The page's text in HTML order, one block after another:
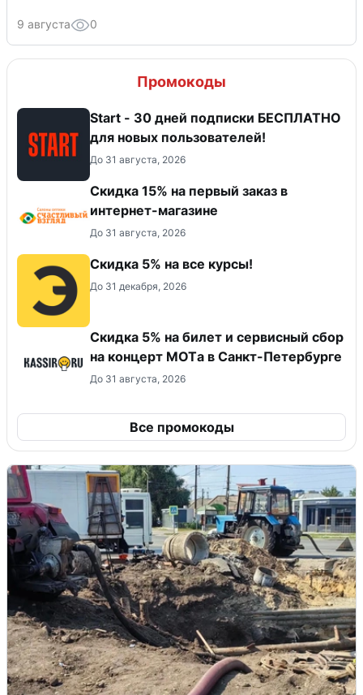
9 августа 0
Промокоды
Start - 30 дней подписки БЕСПЛАТНО
для новых пользователей!
До 31 августа, 2026
Скидка 15% на первый заказ в
интернет-магазине
До 31 августа, 2026
Скидка 5% на все курсы!
До 31 декабря, 2026
Скидка 5% на билет и сервисный сбор
на концерт MOTа в Санкт-Петербурге
До 31 августа, 2026
Все промокоды